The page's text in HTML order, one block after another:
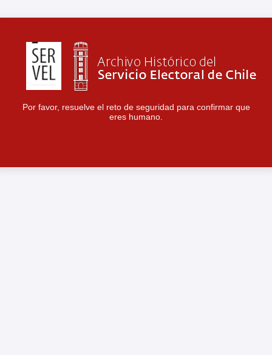
Por favor, resuelve el reto de seguridad para confirmar que
eres humano.